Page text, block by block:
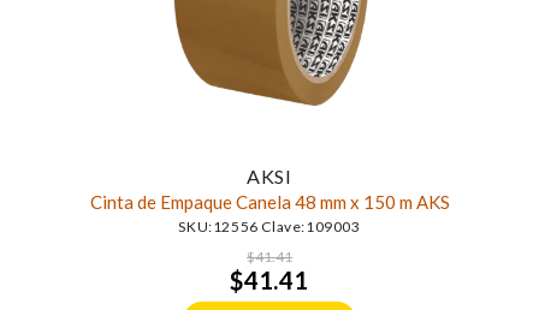
AKSI
Cinta de Empaque Canela 48 mm x 150 m AKS
SKU:12556 Clave:109003
$41.41
$41.41